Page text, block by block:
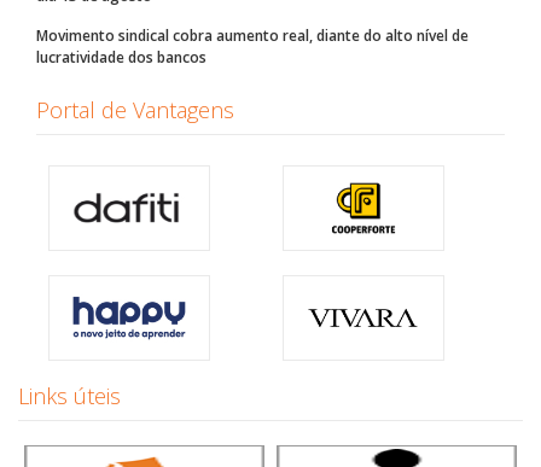
Movimento sindical cobra aumento real, diante do alto nível de
lucratividade dos bancos
Portal de Vantagens
Links úteis